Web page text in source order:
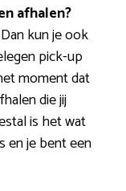
afhalen?
kun je ook
pick-up
moment dat
die jij
is het wat
en je bent een